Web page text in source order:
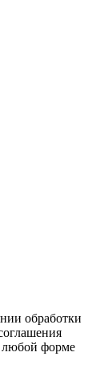
обработки
любой форме